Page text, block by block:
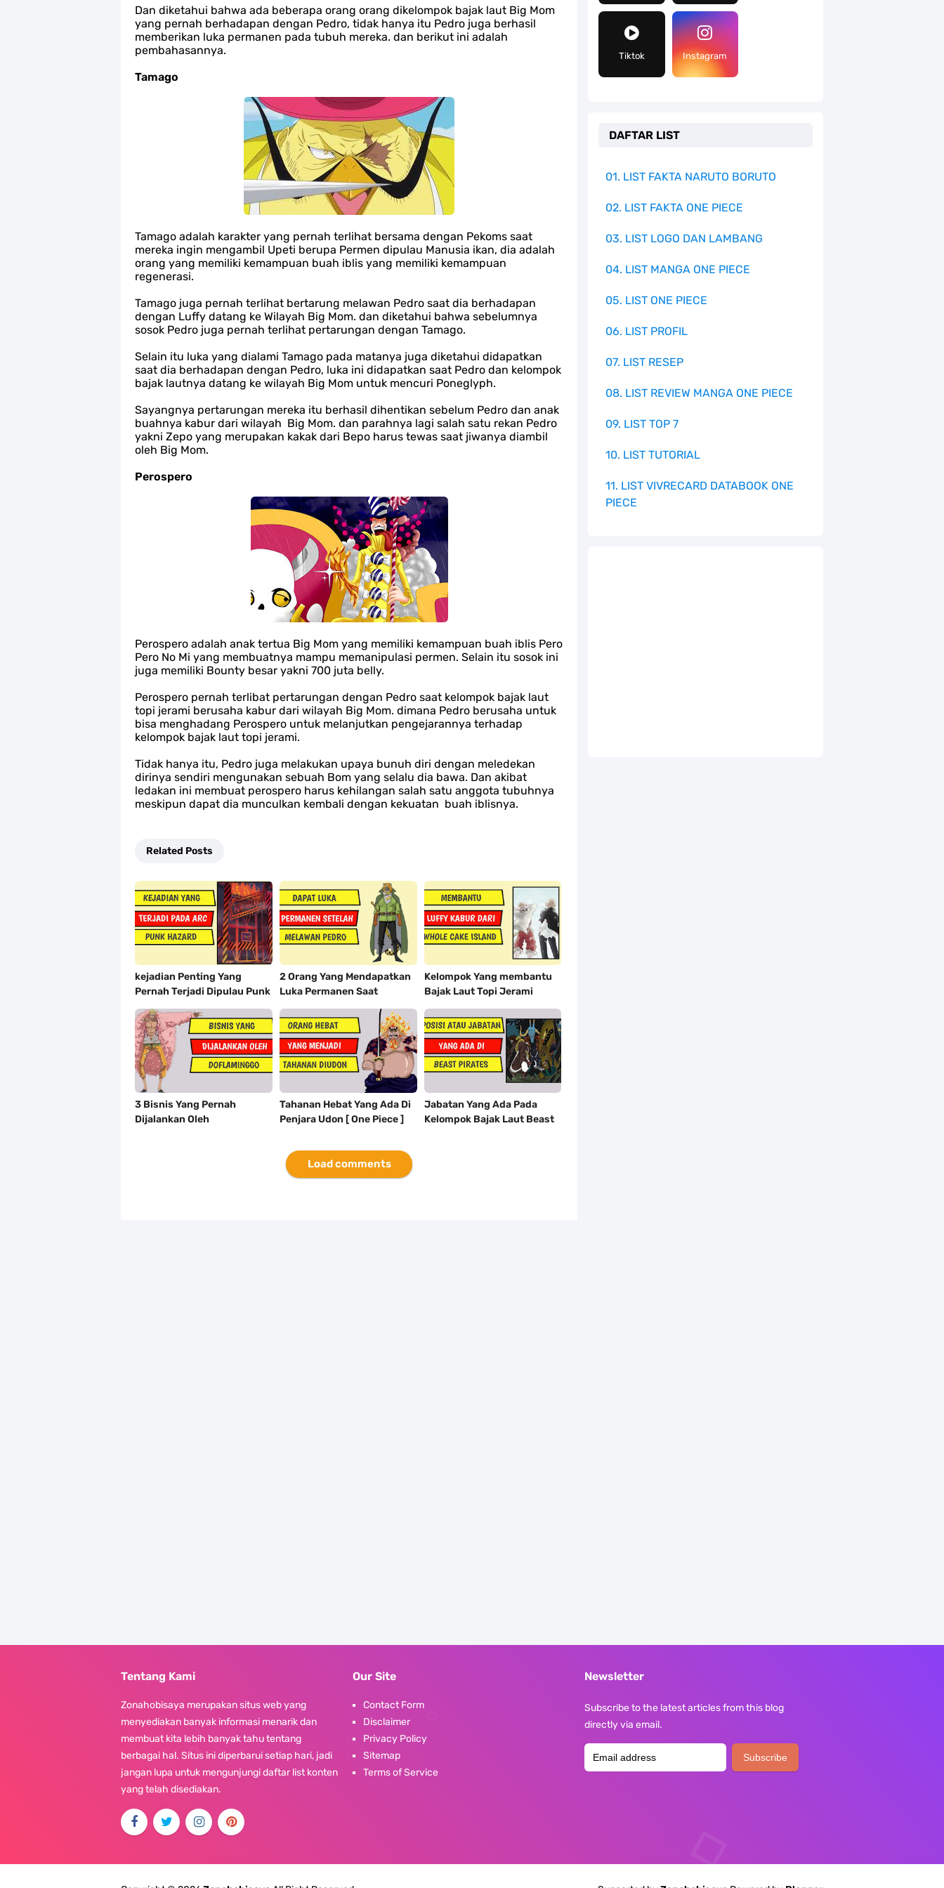
Resep Roti Panggang, Sangat Mudah Untuk Menjadi Cemilan Bersama Keluarga
Cara Bayar Akulaku Lewat Gopay, Sangat Mudah Dan Tidak Ribet Sama Sekali
7 Fakta Queen One Piece, All Star Yang Jadi Penanggung Jawab Penjara Udon
7 Fakta Brook One Piece, Mantan Kapten Yang Poster Bountynya Poster Konser
7 Kapal Pesiar Terberat Di Dunia, Simbol Ambisi Industri Pariwisata Laut
Arti Bendera Tanzania, Ada Di Afrika Dengan Bentang Alam Yang Sangat Beragam
Dan diketahui bahwa ada beberapa orang orang dikelompok bajak laut Big Mom
yang pernah berhadapan dengan Pedro, tidak hanya itu Pedro juga berhasil
memberikan luka permanen pada tubuh mereka. dan berikut ini adalah
pembahasannya.
Tamago
Tamago adalah karakter yang pernah terlihat bersama dengan Pekoms saat
mereka ingin mengambil Upeti berupa Permen dipulau Manusia ikan, dia adalah
orang yang memiliki kemampuan buah iblis yang memiliki kemampuan
regenerasi.
Tamago juga pernah terlihat bertarung melawan Pedro saat dia berhadapan
dengan Luffy datang ke Wilayah Big Mom. dan diketahui bahwa sebelumnya
sosok Pedro juga pernah terlihat pertarungan dengan Tamago.
Selain itu luka yang dialami Tamago pada matanya juga diketahui didapatkan
saat dia berhadapan dengan Pedro, luka ini didapatkan saat Pedro dan kelompok
bajak lautnya datang ke wilayah Big Mom untuk mencuri Poneglyph.
Sayangnya pertarungan mereka itu berhasil dihentikan sebelum Pedro dan anak
buahnya kabur dari wilayah Big Mom. dan parahnya lagi salah satu rekan Pedro
yakni Zepo yang merupakan kakak dari Bepo harus tewas saat jiwanya diambil
oleh Big Mom.
Perospero
Perospero adalah anak tertua Big Mom yang memiliki kemampuan buah iblis Pero
Pero No Mi yang membuatnya mampu memanipulasi permen. Selain itu sosok ini
juga memiliki Bounty besar yakni 700 juta belly.
Perospero pernah terlibat pertarungan dengan Pedro saat kelompok bajak laut
topi jerami berusaha kabur dari wilayah Big Mom. dimana Pedro berusaha untuk
bisa menghadang Perospero untuk melanjutkan pengejarannya terhadap
kelompok bajak laut topi jerami.
Tidak hanya itu, Pedro juga melakukan upaya bunuh diri dengan meledekan
dirinya sendiri mengunakan sebuah Bom yang selalu dia bawa. Dan akibat
ledakan ini membuat perospero harus kehilangan salah satu anggota tubuhnya
meskipun dapat dia munculkan kembali dengan kekuatan buah iblisnya.
Related Posts
kejadian Penting Yang
Pernah Terjadi Dipulau Punk
Hazard [ One Piece ]
2 Orang Yang Mendapatkan
Luka Permanen Saat
Melawan Pedro [ One Piece ]
Kelompok Yang membantu
Bajak Laut Topi Jerami
Kabur Dari Wilayah Big Mom
[ One Piece ]
3 Bisnis Yang Pernah
Dijalankan Oleh
Tahanan Hebat Yang Ada Di
Penjara Udon [ One Piece ]
Jabatan Yang Ada Pada
Kelompok Bajak Laut Beast
Load comments
Tiktok Instagram
DAFTAR LIST
01. LIST FAKTA NARUTO BORUTO
02. LIST FAKTA ONE PIECE
03. LIST LOGO DAN LAMBANG
04. LIST MANGA ONE PIECE
05. LIST ONE PIECE
06. LIST PROFIL
07. LIST RESEP
08. LIST REVIEW MANGA ONE PIECE
09. LIST TOP 7
10. LIST TUTORIAL
11. LIST VIVRECARD DATABOOK ONE
PIECE
Tentang Kami
Zonahobisaya merupakan situs web yang
menyediakan banyak informasi menarik dan
membuat kita lebih banyak tahu tentang
berbagai hal. Situs ini diperbarui setiap hari, jadi
jangan lupa untuk mengunjungi daftar list konten
yang telah disediakan.
Our Site
Contact Form
Disclaimer
Privacy Policy
Sitemap
Terms of Service
Newsletter
Subscribe to the latest articles from this blog
directly via email.